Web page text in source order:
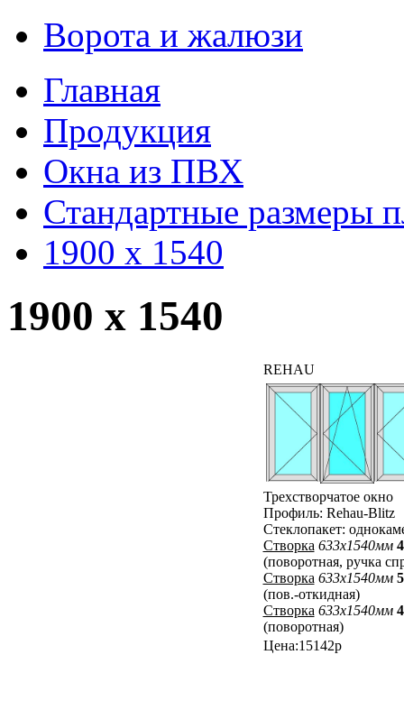
Ворота и жалюзи
Главная
Продукция
Окна из ПВХ
Стандартные размеры
1900 x 1540
1900 x 1540
REHAU
Трехстворчатое окно
Профиль: Rehau-Blitz
Стеклопакет:
Створка 633x1540мм
(поворотная, ручка
Створка 633x1540мм
(пов.-откидная)
Створка 633x1540мм
(поворотная)
Цена:15142р